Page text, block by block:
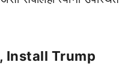
Install Trump